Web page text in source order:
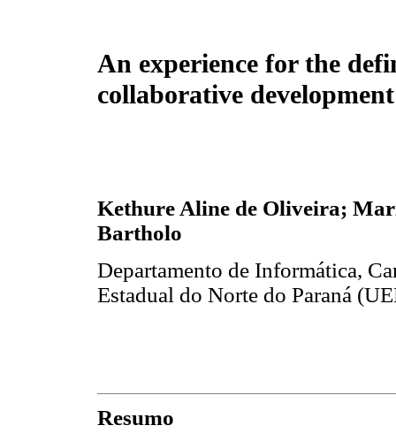
An experience for the
collaborative
Kethure Aline de Oliveira;
Bartholo
Departamento de Informática,
Estadual do Norte do Paraná
Resumo